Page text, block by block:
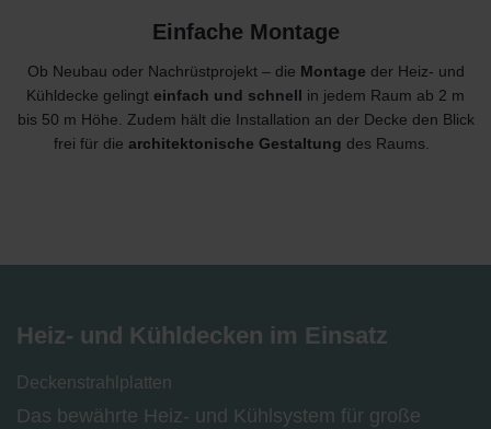
Einfache Montage
Ob Neubau oder Nachrüstprojekt – die Montage der Heiz- und
Kühldecke gelingt einfach und schnell in jedem Raum ab 2 m
bis 50 m Höhe. Zudem hält die Installation an der Decke den Blick
frei für die architektonische Gestaltung des Raums.
Heiz- und Kühldecken im Einsatz
Deckenstrahlplatten
Das bewährte Heiz- und Kühlsystem für große